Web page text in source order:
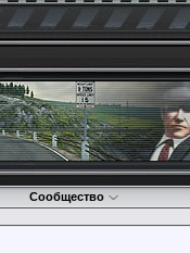
Сообщество